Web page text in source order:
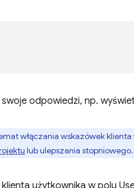
odpowiedzi, np.
włączania wskazówek
lub ulepszania stopniowego.
użytkownika w polu